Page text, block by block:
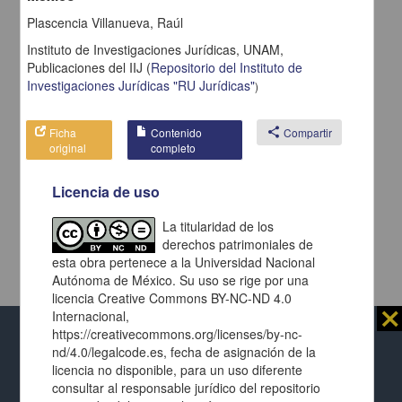
Al usar este repositorio estás aceptando sus
términos y condiciones de uso
, y te obligas a
respetar los derechos expresados en laslicencias
⨯
Repositorio Institucional de la
Plascencia Villanueva, Raúl
Instituto de Investigaciones Jurídicas, UNAM,
Publicaciones del IIJ (Repositorio del Instituto de
Investigaciones Jurídicas "RU Jurídicas")
Ficha
original
Contenido
completo
share Compartir
Licencia de uso
La titularidad de los
derechos patrimoniales de
esta obra pertenece a la Universidad Nacional
Autónoma de México. Su uso se rige por una
licencia Creative Commons BY-NC-ND 4.0
Internacional,
https://creativecommons.org/licenses/by-nc-
nd/4.0/legalcode.es, fecha de asignación de la
licencia no disponible, para un uso diferente
consultar al responsable jurídico del repositorio